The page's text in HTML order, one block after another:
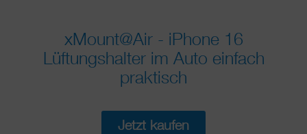
xMount@Air - iPhone 16
Lüftungshalter im Auto einfach
praktisch
Jetzt kaufen